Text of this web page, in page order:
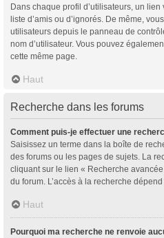
Dans chaque profil d’utilisateurs, un
liste d’amis ou d’ignorés. De même,
utilisateurs depuis le panneau de
nom d’utilisateur. Vous pouvez
cette même page.
Haut
Recherche dans les forums
Comment puis-je effectuer une
Saisissez un terme dans la boîte de
des forums ou les pages de sujets. La
cliquant sur le lien « Recherche
du forum. L’accès à la recherche
Haut
Pourquoi ma recherche ne renvoie